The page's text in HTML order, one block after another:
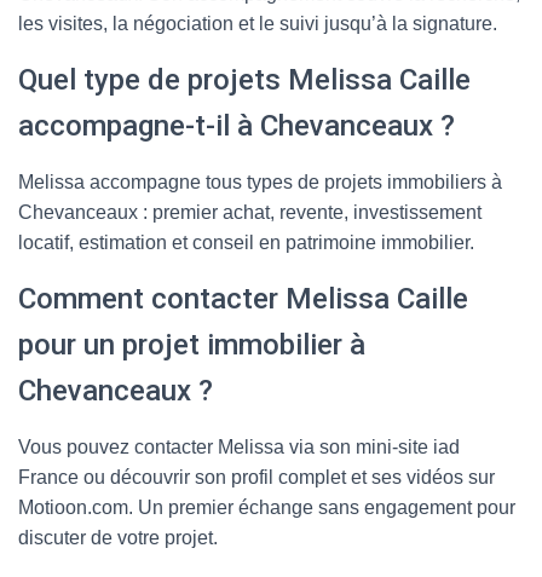
les visites, la négociation et le suivi jusqu’à la signature.
Quel type de projets Melissa Caille
accompagne-t-il à Chevanceaux ?
Melissa accompagne tous types de projets immobiliers à
Chevanceaux : premier achat, revente, investissement
locatif, estimation et conseil en patrimoine immobilier.
Comment contacter Melissa Caille
pour un projet immobilier à
Chevanceaux ?
Vous pouvez contacter Melissa via son mini-site iad
France ou découvrir son profil complet et ses vidéos sur
Motioon.com. Un premier échange sans engagement pour
discuter de votre projet.